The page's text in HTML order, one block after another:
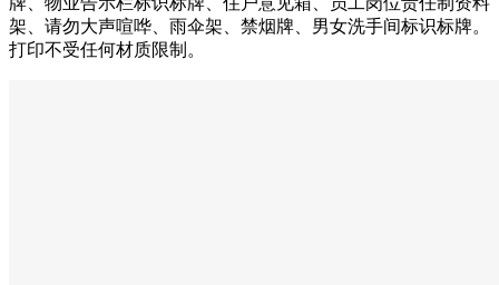
架、请勿大声喧哗、雨伞架、禁烟牌、男女洗手间标识标牌。
打印不受任何材质限制。